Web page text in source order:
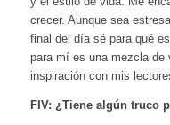
crecer. Aunque sea
final del día sé para qué
para mí es una mezcla de
inspiración con mis
FIV: ¿Tiene algún truco